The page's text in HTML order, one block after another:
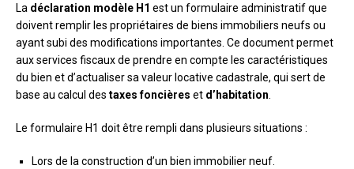
La déclaration modèle H1 est un formulaire administratif que
doivent remplir les propriétaires de biens immobiliers neufs ou
ayant subi des modifications importantes. Ce document permet
aux services fiscaux de prendre en compte les caractéristiques
du bien et d’actualiser sa valeur locative cadastrale, qui sert de
base au calcul des taxes foncières et d’habitation
Le formulaire H1 doit être rempli dans plusieurs situations :
Lors de la construction d’un bien immobilier neuf.